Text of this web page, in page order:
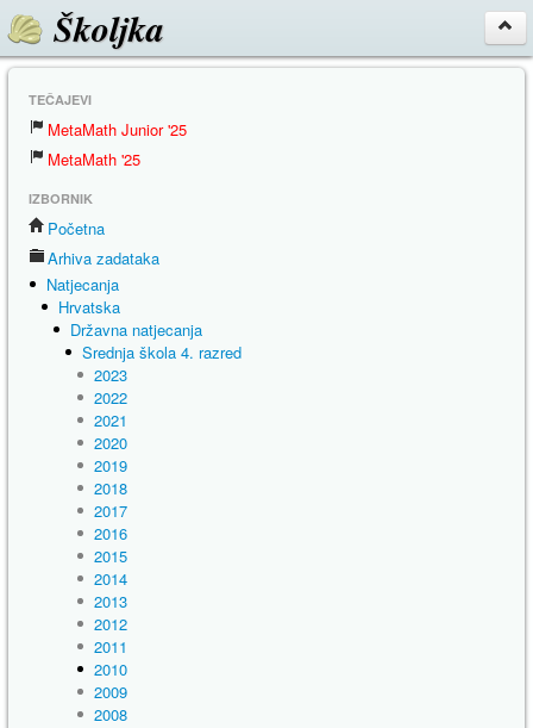
Školjka
TEČAJEVI
MetaMath Junior '25
MetaMath '25
IZBORNIK
Početna
Arhiva zadataka
Natjecanja
Hrvatska
Državna natjecanja
Srednja škola 4. razred
2023
2022
2021
2020
2019
2018
2017
2016
2015
2014
2013
2012
2011
2010
2009
2008